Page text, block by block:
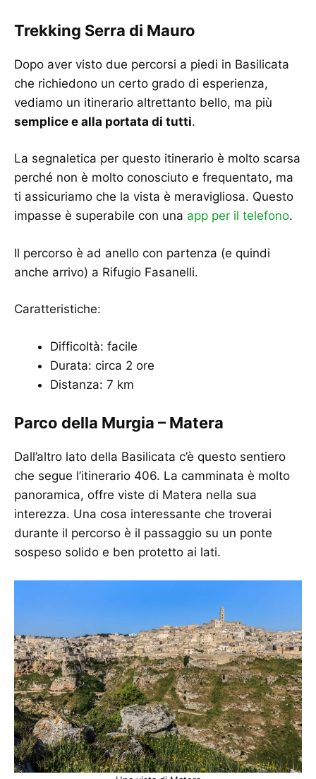
Trekking Serra di Mauro
Dopo aver visto due percorsi a piedi in Basilicata
che richiedono un certo grado di esperienza,
vediamo un itinerario altrettanto bello, ma più
semplice e alla portata di tutti.
La segnaletica per questo itinerario è molto scarsa
perché non è molto conosciuto e frequentato, ma
ti assicuriamo che la vista è meravigliosa. Questo
impasse è superabile con una app per il telefono.
Il percorso è ad anello con partenza (e quindi
anche arrivo) a Rifugio Fasanelli.
Caratteristiche:
Difficoltà: facile
Durata: circa 2 ore
Distanza: 7 km
Parco della Murgia – Matera
Dall’altro lato della Basilicata c’è questo sentiero
che segue l’itinerario 406. La camminata è molto
panoramica, offre viste di Matera nella sua
interezza. Una cosa interessante che troverai
durante il percorso è il passaggio su un ponte
sospeso solido e ben protetto ai lati.